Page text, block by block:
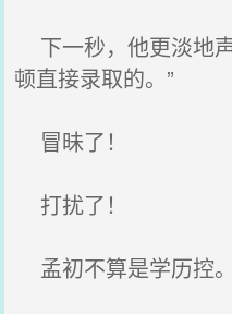
下一秒，他更淡地
顿直接录取的。”
冒昧了！
打扰了！
孟初不算是学历控。